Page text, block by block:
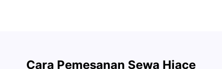
Cara Pemesanan Sewa Hiace